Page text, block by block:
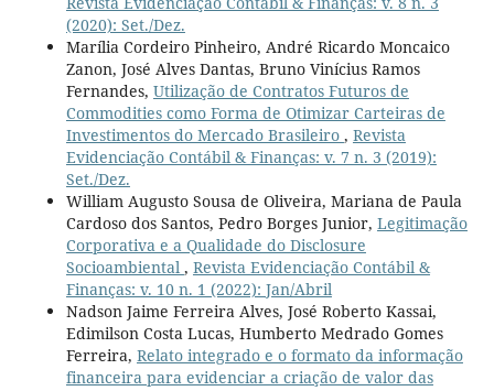
(2020): Set./Dez.
Marília Cordeiro Pinheiro, André Ricardo Moncaico
Zanon, José Alves Dantas, Bruno Vinícius Ramos
Fernandes, Utilização de Contratos Futuros de
Commodities como Forma de Otimizar Carteiras de
Investimentos do Mercado Brasileiro , Revista
Evidenciação Contábil & Finanças: v. 7 n. 3 (2019):
Set./Dez.
William Augusto Sousa de Oliveira, Mariana de Paula
Cardoso dos Santos, Pedro Borges Junior, Legitimação
Corporativa e a Qualidade do Disclosure
Socioambiental , Revista Evidenciação Contábil &
Finanças: v. 10 n. 1 (2022): Jan/Abril
Nadson Jaime Ferreira Alves, José Roberto Kassai,
Edimilson Costa Lucas, Humberto Medrado Gomes
Ferreira, Relato integrado e o formato da informação
financeira para evidenciar a criação de valor das